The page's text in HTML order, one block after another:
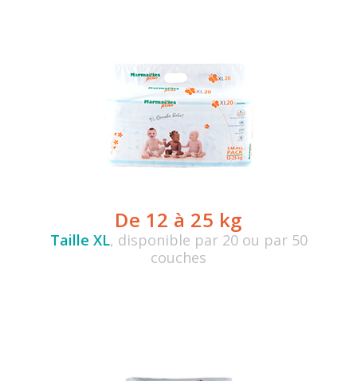
De 12 à 25 kg
Taille XL, disponible par 20 ou par 50
couches